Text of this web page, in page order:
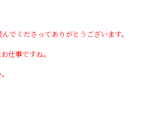
でくださってありがとうございます。
仕事ですね。